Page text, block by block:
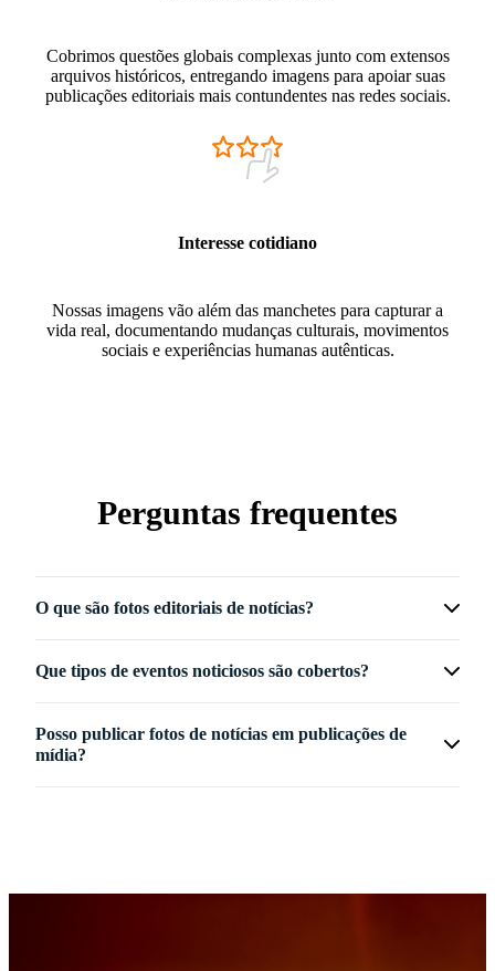
Cobrimos questões globais complexas junto com extensos
arquivos históricos, entregando imagens para apoiar suas
publicações editoriais mais contundentes nas redes sociais.
Interesse cotidiano
Nossas imagens vão além das manchetes para capturar a
vida real, documentando mudanças culturais, movimentos
sociais e experiências humanas autênticas.
Perguntas frequentes
O que são fotos editoriais de notícias?
Que tipos de eventos noticiosos são cobertos?
Posso publicar fotos de notícias em publicações de
mídia?